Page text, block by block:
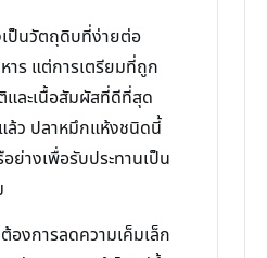
ป็นวัตถุดิบที่ง่ายต่อ
าร แต่การเตรียมที่ถูก
และเนื้อสัมผัสที่ดีที่สุด
ล้ว ปลาหมึกแห้งชนิดนี้
ย่างเพื่อรับประทานเป็น
องการลดความเค็มเล็ก